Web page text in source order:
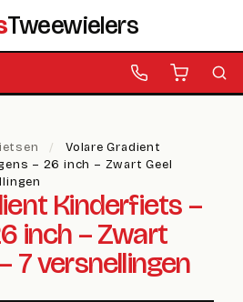
Tweewielers
/
Volare Gradient
– 26 inch – Zwart Geel
Kinderfiets –
inch – Zwart
7 versnellingen